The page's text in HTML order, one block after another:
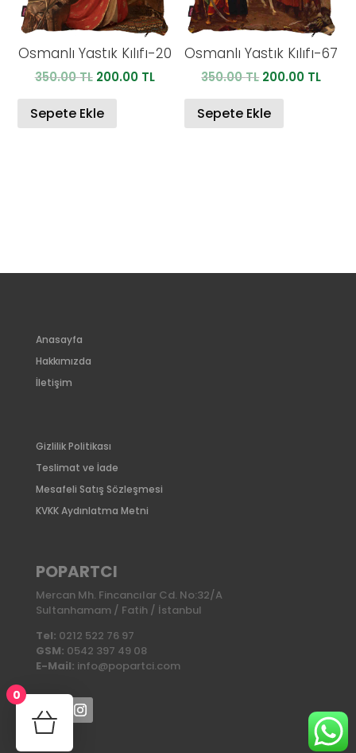
Osmanlı Yastık Kılıfı-20
350.00TL Orijinal
350.00 TL.
200.00 TLŞu
200.00 TL.
Sepete Ekle
Osmanlı Yastık Kılıfı-67
350.00TL Orijinal
350.00 TL.
200.00 TLŞu
Sepete Ekle
Anasayfa
Hakkımızda
İletişim
Gizlilik Politikası
Teslimat ve İade
Mesafeli Satış Sözleşmesi
KVKK Aydınlatma Metni
POPARTCI
Mercan Mh. Fincancılar Cd. No:32/A
Sultanhamam / Fatih / İstanbul
Tel: 0212 522 76 97
GSM: 0542 397 49 08
E-Mail: info@popartci.com
0